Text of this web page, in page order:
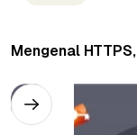
Mengenal